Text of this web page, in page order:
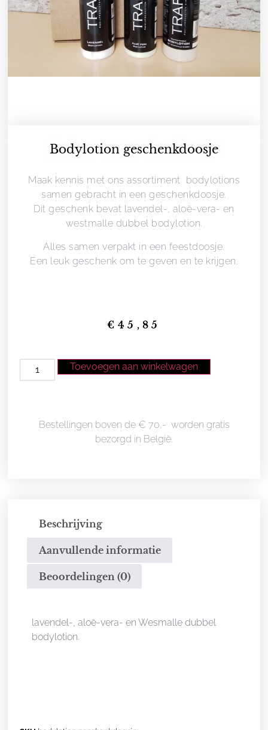
Bodylotion geschenkdoosje
Maak kennis met ons assortiment bodylotions
samen gebracht in een geschenkdoosje.
Dit geschenk bevat lavendel-, aloë-vera- en
westmalle dubbel bodylotion.
Alles samen verpakt in een feestdoosje.
Een leuk geschenk om te geven en te krijgen.
€ 45,85
Toevoegen aan winkelwagen
Bestellingen boven de € 70,- worden gratis
bezorgd in België.
Beschrijving
Aanvullende informatie
Beoordelingen (0)
lavendel-, aloë-vera- en Wesmalle dubbel
bodylotion.